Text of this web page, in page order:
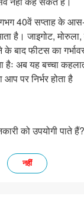
40वें सप्ताह के
है। जाइगोट, मोरुला,
के बाद फीटस का
हैः अब यह बच्चा
पर निर्भर होता है
को उपयोगी पाते हैं?
नहीं